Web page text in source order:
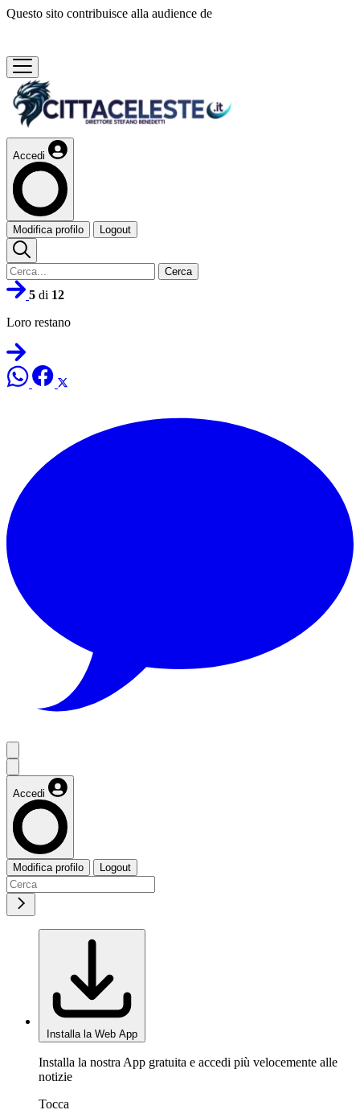
Questo sito contribuisce alla audience de
Accedi
Modifica profilo Logout
Cerca
5 di 12
Loro restano
Accedi
Modifica profilo Logout
Installa la Web App
Installa la nostra App gratuita e accedi più velocemente alle
notizie
Tocca